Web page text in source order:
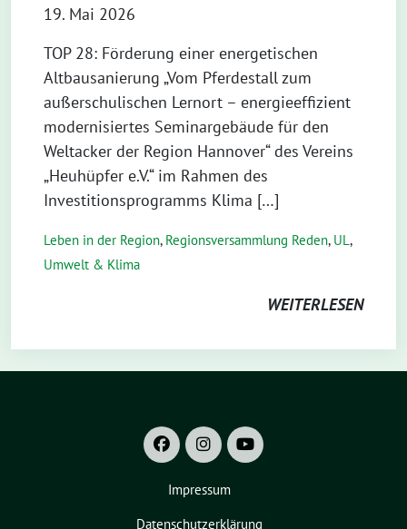
19. Mai 2026
TOP 28: Förderung einer energetischen
Altbausanierung „Vom Pferdestall zum
außerschulischen Lernort – energieeffizient
modernisiertes Seminargebäude für den
Weltacker der Region Hannover“ des Vereins
„Heuhüpfer e.V.“ im Rahmen des
Investitionsprogramms Klima […]
Leben in der Region, Regionsversammlung Reden, UL,
Umwelt & Klima
WEITERLESEN
Impressum
Datenschutzerklärung